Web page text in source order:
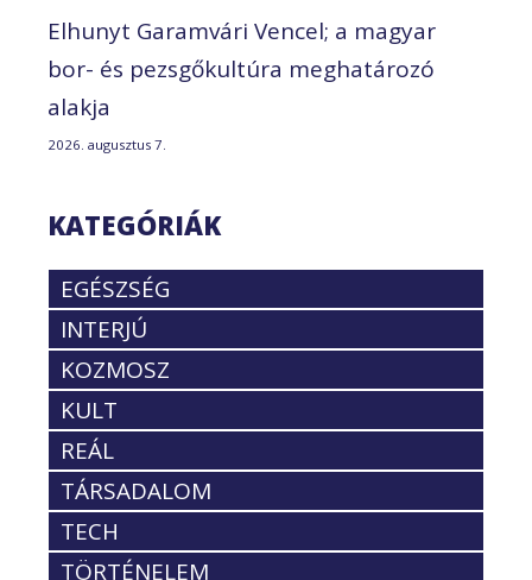
Elhunyt Garamvári Vencel; a magyar
bor- és pezsgőkultúra meghatározó
alakja
2026. augusztus 7.
KATEGÓRIÁK
EGÉSZSÉG
INTERJÚ
KOZMOSZ
KULT
REÁL
TÁRSADALOM
TECH
TÖRTÉNELEM